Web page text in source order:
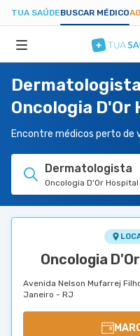
TUA SAÚDEBUSCAR MÉDICO
ESPECIALIDADES
HOSPITAIS
TUASAUDE.COM
Oncologia D'Or
Encontre médicos perto de
Dermatologista
Oncologia D'Or
Oncologia
Avenida Nelson Mufarrej
Janeiro - RJ